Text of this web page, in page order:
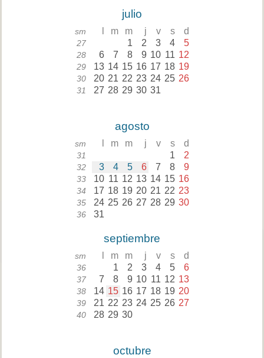
julio
sm m m j v s d
27 1 2 3 4 5
28 6 7 8 9 10 11 12
29 13 14 15 16 17 18 19
30 20 21 22 23 24 25 26
31 27 28 29 30 31
agosto
sm m m j v s d
31 1 2
32 3 4 5 6 7 8 9
33 10 11 12 13 14 15 16
34 17 18 19 20 21 22 23
35 24 25 26 27 28 29 30
36 31
septiembre
sm m m j v s d
36 1 2 3 4 5 6
37 7 8 9 10 11 12 13
38 14 15 16 17 18 19 20
39 21 22 23 24 25 26 27
40 28 29 30
octubre